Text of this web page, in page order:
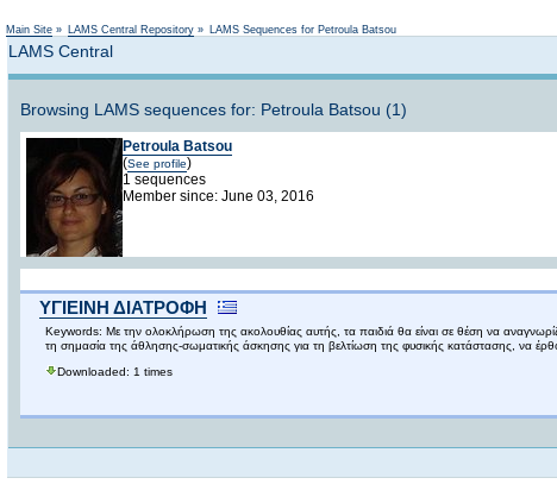
Main Site » LAMS Central Repository » LAMS Sequences for Petroula Batsou
LAMS Central
Browsing LAMS sequences for: Petroula Batsou (1)
Petroula Batsou
(See profile)
1 sequences
Member since: June 03, 2016
ΥΓΙΕΙΝΗ ΔΙΑΤΡΟΦΗ
Keywords: Με την ολοκλήρωση της ακολουθίας αυτής, τα παιδιά θα είναι σε θέση να
τη σημασία της άθλησης-σωματικής άσκησης για τη βελτίωση της φυσικής κατάστασης, να
Downloaded: 1 times